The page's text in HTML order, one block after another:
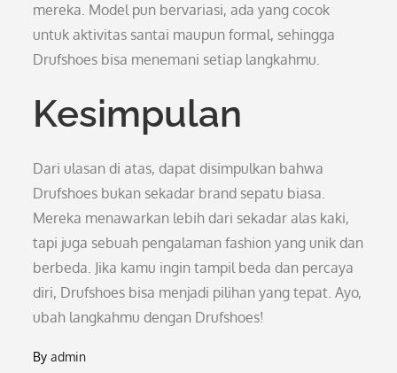
mereka. Model pun bervariasi, ada yang cocok
untuk aktivitas santai maupun formal, sehingga
Drufshoes bisa menemani setiap langkahmu.
Kesimpulan
Dari ulasan di atas, dapat disimpulkan bahwa
Drufshoes bukan sekadar brand sepatu biasa.
Mereka menawarkan lebih dari sekadar alas kaki,
tapi juga sebuah pengalaman fashion yang unik dan
berbeda. Jika kamu ingin tampil beda dan percaya
diri, Drufshoes bisa menjadi pilihan yang tepat. Ayo,
ubah langkahmu dengan Drufshoes!
Byadmin